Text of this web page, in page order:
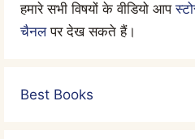
हमारे सभी विषयों के वीडियो आप
चैनलपर देख सकते हैं।
Best Books